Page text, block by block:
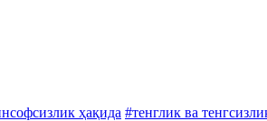
ҳақида #тенглик ва